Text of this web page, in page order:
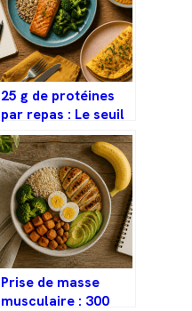
25 g de protéines
par repas : Le seuil
nutritionnel pour
stabiliser son
appétit et préserver
sa masse
musculaire
Prise de masse
musculaire : 300